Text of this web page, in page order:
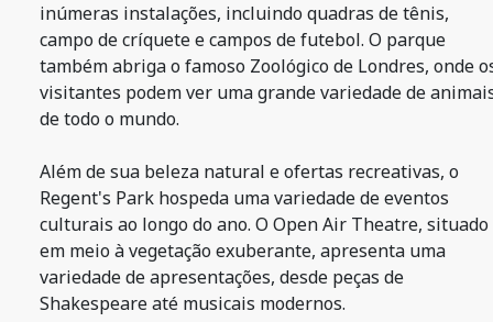
inúmeras instalações, incluindo quadras de tênis,
campo de críquete e campos de futebol. O parque
também abriga o famoso Zoológico de Londres, onde
visitantes podem ver uma grande variedade de
de todo o mundo.
Além de sua beleza natural e ofertas recreativas, o
Regent's Park hospeda uma variedade de eventos
culturais ao longo do ano. O Open Air Theatre, situado
em meio à vegetação exuberante, apresenta uma
variedade de apresentações, desde peças de
Shakespeare até musicais modernos.